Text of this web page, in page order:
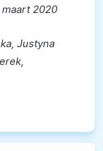
2020
Justyna